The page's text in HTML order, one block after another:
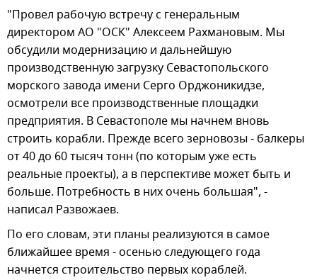
"Провел рабочую встречу с генеральным
директором АО "ОСК" Алексеем Рахмановым. Мы
обсудили модернизацию и дальнейшую
производственную загрузку Севастопольского
морского завода имени Серго Орджоникидзе,
осмотрели все производственные площадки
предприятия. В Севастополе мы начнем вновь
строить корабли. Прежде всего зерновозы - балкеры
от 40 до 60 тысяч тонн (по которым уже есть
реальные проекты), а в перспективе может быть и
больше. Потребность в них очень большая", -
написал Развожаев.
По его словам, эти планы реализуются в самое
ближайшее время - осенью следующего года
начнется строительство первых кораблей.